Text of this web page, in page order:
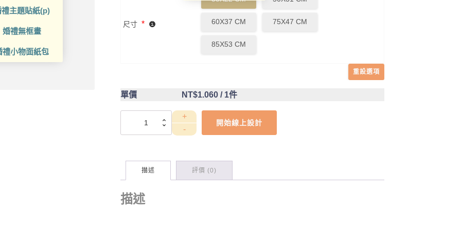
禮主題貼紙(p)
婚禮無框畫
禮小物面紙包
尺寸 * 60X37 CM 75X47 CM
85X53 CM
重設選項
單價 NT$1.060 / 1件
DCT4CC0004
開始線上設計
描述 評價 (0)
描述